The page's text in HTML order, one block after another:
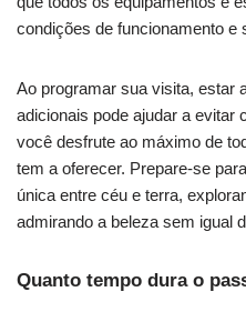
condições de funcionamento e
Ao programar sua visita, estar
adicionais pode ajudar a evitar
você desfrute ao máximo de
tem a oferecer. Prepare-se
única entre céu e terra,
admirando a beleza sem igual
Quanto tempo dura o